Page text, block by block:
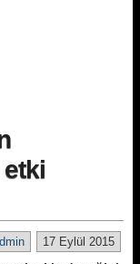
etki
17 Eylül 2015